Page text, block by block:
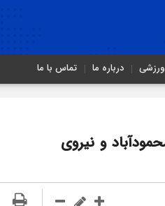
ورزشی درباره ما تماس با ما
و نیروی